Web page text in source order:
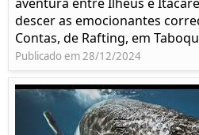
descer as emocionantes
Contas, de Rafting, em
Publicado em 28/12/2024